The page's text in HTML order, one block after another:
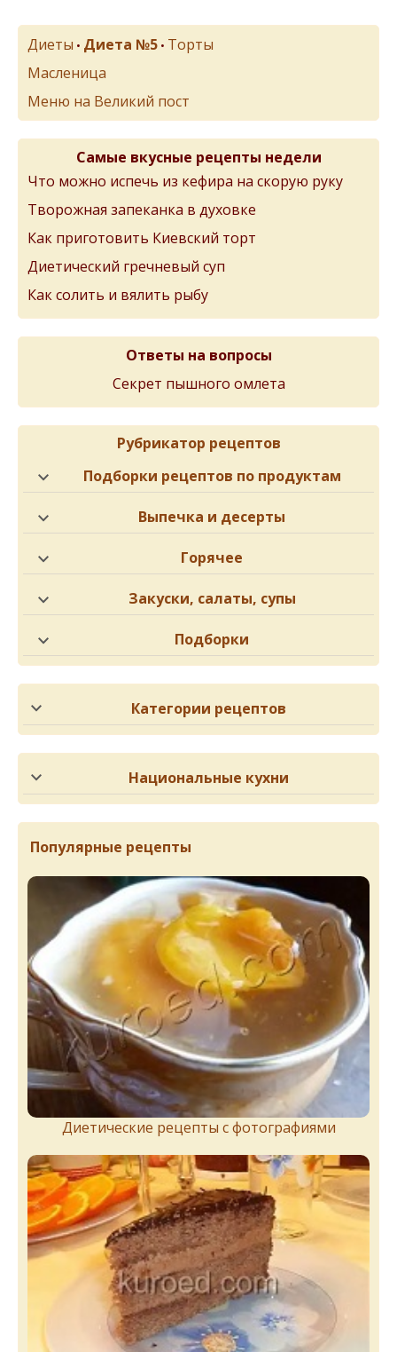
Диеты • Диета №5 • Торты
Масленица
Меню на Великий пост
Самые вкусные рецепты недели
Что можно испечь из кефира на скорую руку
Творожная запеканка в духовке
Как приготовить Киевский торт
Диетический гречневый суп
Как солить и вялить рыбу
Ответы на вопросы
Секрет пышного омлета
Рубрикатор рецептов
Подборки рецептов по продуктам
Выпечка и десерты
Горячее
Закуски, салаты, супы
Подборки
Категории рецептов
Национальные кухни
Популярные рецепты
Диетические рецепты с фотографиями